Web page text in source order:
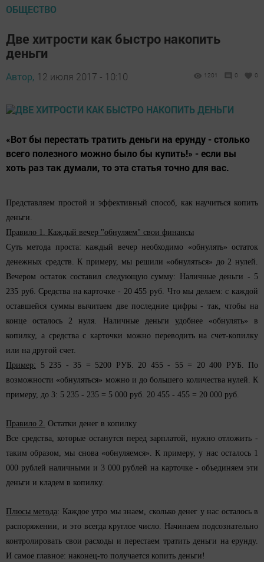
ОБЩЕСТВО
Две хитрости как быстро накопить
деньги
Автор, 12 июля 2017 - 10:10 1201 0 0
«Вот бы перестать тратить деньги на ерунду - столько
всего полезного можно было бы купить!» - если вы
хоть раз так думали, то эта статья точно для вас.
Представляем простой и эффективный способ, как научиться копить
деньги.
Правило 1. Каждый вечер "обнуляем" свои финансы
Суть метода проста: каждый вечер необходимо «обнулять» остаток
денежных средств. К примеру, мы решили «обнуляться» до 2 нулей.
Вечером остаток составил следующую сумму: Наличные деньги - 5
235 руб. Средства на карточке - 20 455 руб. Что мы делаем: с каждой
оставшейся суммы вычитаем две последние цифры - так, чтобы на
конце осталось 2 нуля. Наличные деньги удобнее «обнулять» в
копилку, а средства с карточки можно переводить на счет-копилку
или на другой счет.
Пример: 5 235 - 35 = 5200 РУБ. 20 455 - 55 = 20 400 РУБ. По
возможности «обнуляться» можно и до большего количества нулей. К
примеру, до 3: 5 235 - 235 = 5 000 руб. 20 455 - 455 = 20 000 руб.
Правило 2. Остатки денег в копилку
Все средства, которые останутся перед зарплатой, нужно отложить -
таким образом, мы снова «обнуляемся». К примеру, у нас осталось 1
000 рублей наличными и 3 000 рублей на карточке - объединяем эти
деньги и кладем в копилку.
Плюсы метода: Каждое утро мы знаем, сколько денег у нас осталось в
распоряжении, и это всегда круглое число. Начинаем подсознательно
контролировать свои расходы и перестаем тратить деньги на ерунду.
И самое главное: наконец-то получается копить деньги!